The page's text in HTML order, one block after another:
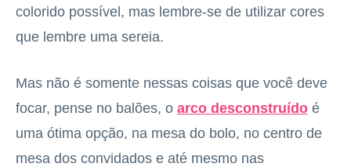
colorido possível, mas lembre-se de utilizar cores
que lembre uma sereia.
Mas não é somente nessas coisas que você deve
focar, pense no balões, o arco desconstruído é
uma ótima opção, na mesa do bolo, no centro de
mesa dos convidados e até mesmo nas